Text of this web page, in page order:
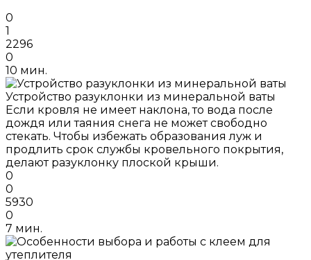
0
1
2296
0
10 мин.
Устройство разуклонки из минеральной ваты
Если кровля не имеет наклона, то вода после
дождя или таяния снега не может свободно
стекать. Чтобы избежать образования луж и
продлить срок службы кровельного покрытия,
делают разуклонку плоской крыши.
0
0
5930
0
7 мин.